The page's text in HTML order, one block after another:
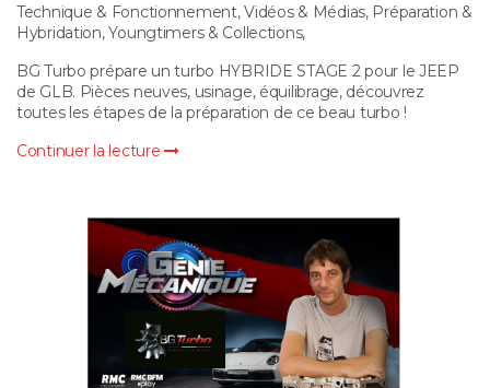
Technique & Fonctionnement, Vidéos & Médias, Préparation &
Hybridation, Youngtimers & Collections,
BG Turbo prépare un turbo HYBRIDE STAGE 2 pour le JEEP
de GLB. Pièces neuves, usinage, équilibrage, découvrez
toutes les étapes de la préparation de ce beau turbo !
Continuer la lecture